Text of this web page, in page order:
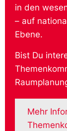
in den
– auf
Ebene.
Bist Du
Mehr